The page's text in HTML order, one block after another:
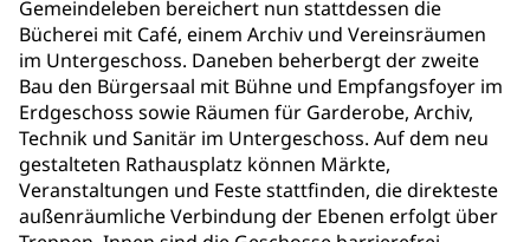
Gemeindeleben bereichert nun stattdessen die
Bücherei mit Café, einem Archiv und Vereinsräumen
im Untergeschoss. Daneben beherbergt der zweite
Bau den Bürgersaal mit Bühne und Empfangsfoyer im
Erdgeschoss sowie Räumen für Garderobe, Archiv,
Technik und Sanitär im Untergeschoss. Auf dem neu
gestalteten Rathausplatz können Märkte,
Veranstaltungen und Feste stattfinden, die direkteste
außenräumliche Verbindung der Ebenen erfolgt über